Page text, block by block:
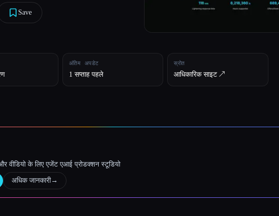
Save
अंतिम अपडेट
1 सप्ताह पहले
स्रोत
आधिकारिक साइट ↗︎
वीडियो के लिए एजेंट एआई प्रोडक्शन स्टूडियो
अधिक जानकारी→